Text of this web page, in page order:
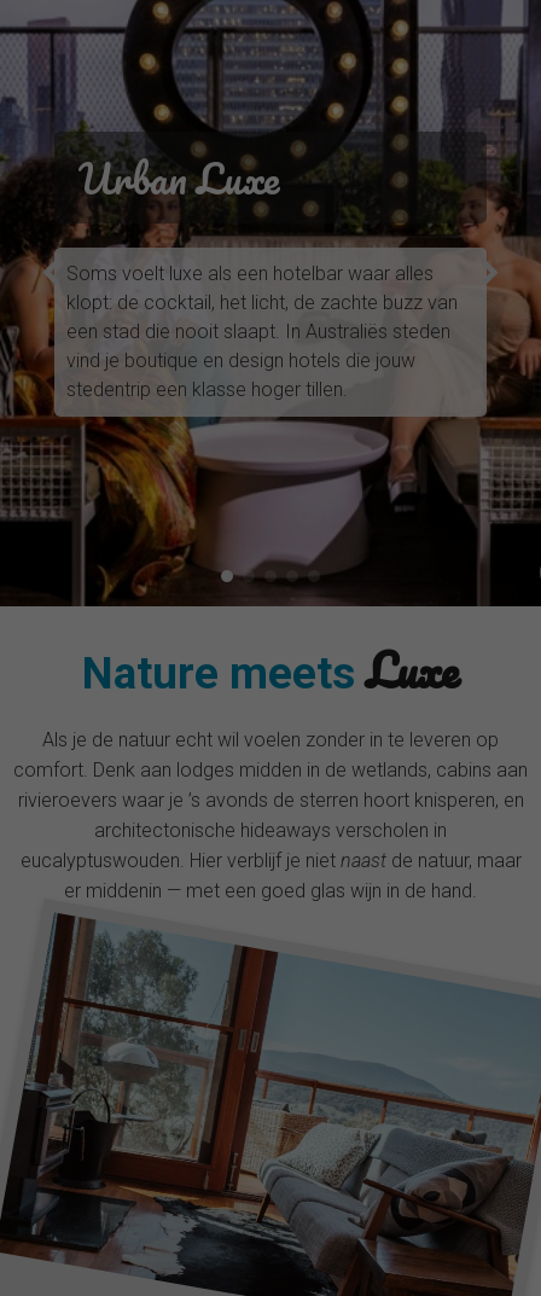
Urban Luxe
Soms voelt luxe als een hotelbar waar alles
klopt: de cocktail, het licht, de zachte buzz van
een stad die nooit slaapt. In Australiës steden
vind je boutique en design hotels die jouw
stedentrip een klasse hoger tillen.
Nature meetsLuxe
Als je de natuur echt wil voelen zonder in te leveren op
comfort. Denk aan lodges midden in de wetlands, cabins aan
rivieroevers waar je ’s avonds de sterren hoort knisperen, en
architectonische hideaways verscholen in
eucalyptuswouden. Hier verblijf je niet naastde natuur, maar
er middenin — met een goed glas wijn in de hand.